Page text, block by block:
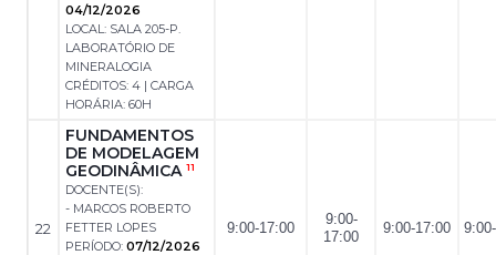
04/12/2026
LOCAL: SALA 205-P.
LABORATÓRIO DE
MINERALOGIA
CRÉDITOS: 4 | CARGA
HORÁRIA: 60H
22
FUNDAMENTOS
DE MODELAGEM
GEODINÂMICA 11
DOCENTE(S):
- MARCOS ROBERTO
FETTER LOPES
PERÍODO: 07/12/2026
9:00-17:00
9:00-
17:00
9:00-17:00